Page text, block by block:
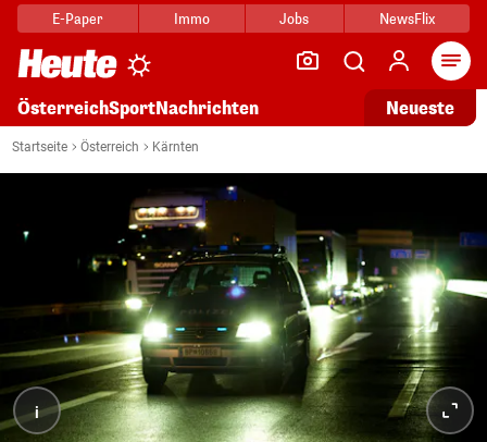
E-Paper Immo Jobs NewsFlix
ÖsterreichSportNachrichten Neueste
Startseite Österreich Kärnten
i